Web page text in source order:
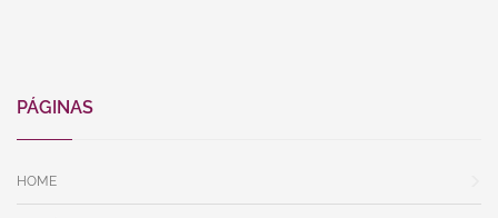
PÁGINAS
HOME